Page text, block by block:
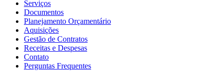
Serviços
Documentos
Planejamento Orçamentário
Aquisições
Gestão de Contratos
Receitas e Despesas
Contato
Perguntas Frequentes